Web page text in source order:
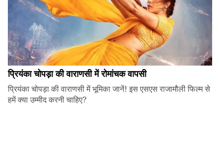
प्रियंका चोपड़ा की वाराणसी में रोमांचक वापसी
प्रियंका चोपड़ा की वाराणसी में भूमिका जानें! इस एसएस राजामौली फिल्म से
हमें क्या उम्मीद करनी चाहिए?